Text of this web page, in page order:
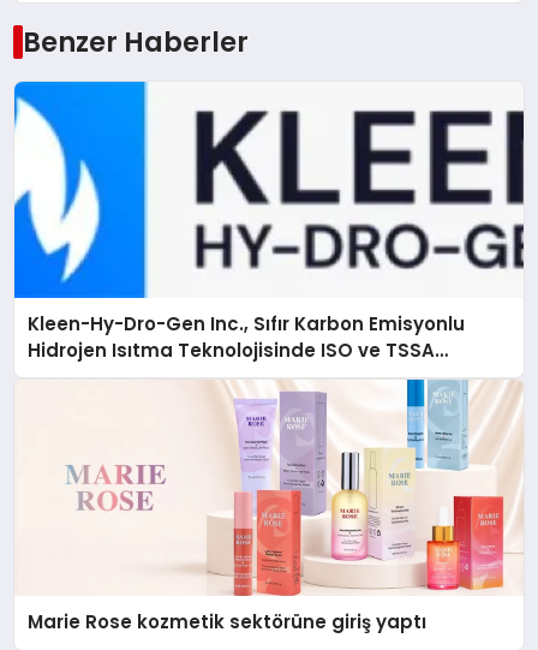
Benzer Haberler
Kleen-Hy-Dro-Gen Inc., Sıfır Karbon Emisyonlu
Hidrojen Isıtma Teknolojisinde ISO ve TSSA
Düzenleyici Onaylarını Aldı
Marie Rose kozmetik sektörüne giriş yaptı